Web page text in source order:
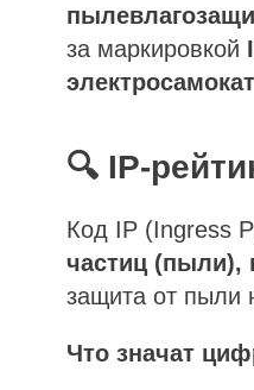
за маркировкой
🔍 IP-
Код IP (Ingress
частиц (пыли),
защита от пыли
Что значат